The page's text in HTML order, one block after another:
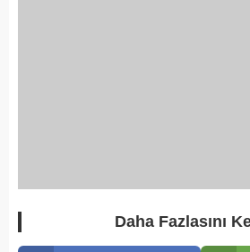
Daha Fazlasını